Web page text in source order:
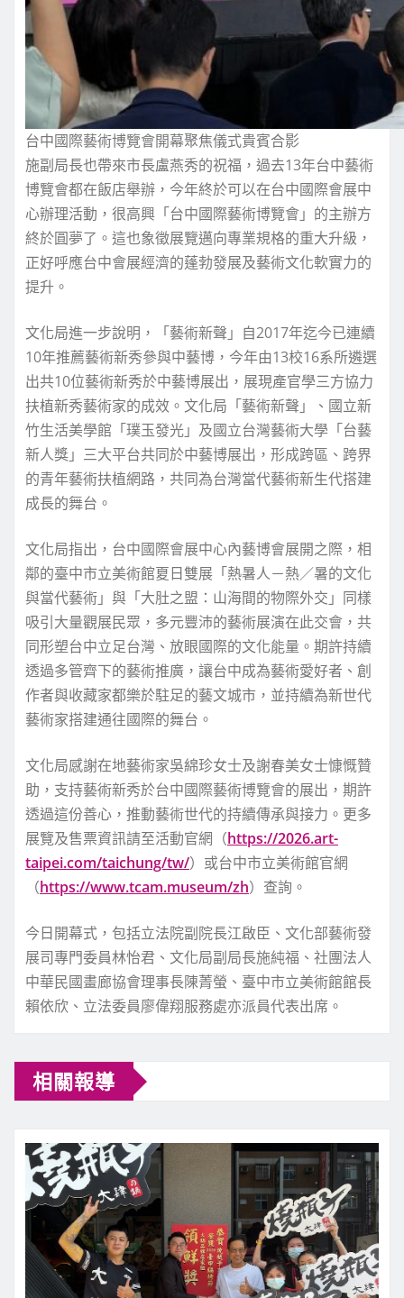
台中國際藝術博覽會開幕聚焦儀式貴賓合影
施副局長也帶來市長盧燕秀的祝福，過去13年台中藝術
博覽會都在飯店舉辦，今年終於可以在台中國際會展中
心辦理活動，很高興「台中國際藝術博覽會」的主辦方
終於圓夢了。這也象徵展覽邁向專業規格的重大升級，
正好呼應台中會展經濟的蓬勃發展及藝術文化軟實力的
提升。
文化局進一步說明，「藝術新聲」自2017年迄今已連續
10年推薦藝術新秀參與中藝博，今年由13校16系所遴選
出共10位藝術新秀於中藝博展出，展現產官學三方協力
扶植新秀藝術家的成效。文化局「藝術新聲」、國立新
竹生活美學館「璞玉發光」及國立台灣藝術大學「台藝
新人獎」三大平台共同於中藝博展出，形成跨區、跨界
的青年藝術扶植網路，共同為台灣當代藝術新生代搭建
成長的舞台。
文化局指出，台中國際會展中心內藝博會展開之際，相
鄰的臺中市立美術館夏日雙展「熱暑人－熱／暑的文化
與當代藝術」與「大肚之盟：山海間的物際外交」同樣
吸引大量觀展民眾，多元豐沛的藝術展演在此交會，共
同形塑台中立足台灣、放眼國際的文化能量。期許持續
透過多管齊下的藝術推廣，讓台中成為藝術愛好者、創
作者與收藏家都樂於駐足的藝文城市，並持續為新世代
藝術家搭建通往國際的舞台。
文化局感謝在地藝術家吳綿珍女士及謝春美女士慷慨贊
助，支持藝術新秀於台中國際藝術博覽會的展出，期許
透過這份善心，推動藝術世代的持續傳承與接力。更多
展覽及售票資訊請至活動官網（https://2026.art-
taipei.com/taichung/tw/）或台中市立美術館官網
（https://www.tcam.museum/zh）查詢。
今日開幕式，包括立法院副院長江啟臣、文化部藝術發
展司專門委員林怡君、文化局副局長施純福、社團法人
中華民國畫廊協會理事長陳菁螢、臺中市立美術館館長
賴依欣、立法委員廖偉翔服務處亦派員代表出席。
相關報導